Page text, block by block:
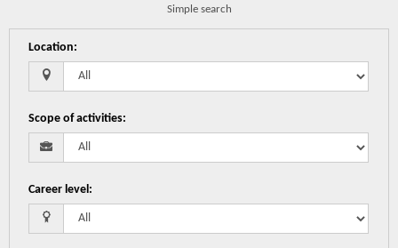
Simple search
Location:
Scope of activities:
Career level: